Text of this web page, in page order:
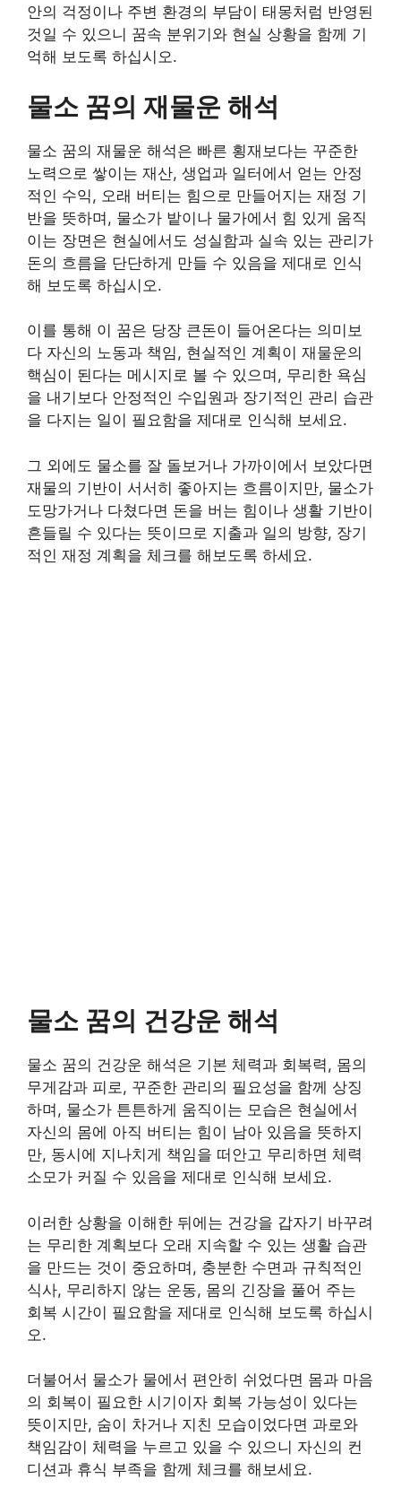
안의 걱정이나 주변 환경의 부담이 태몽처럼 반영된
것일 수 있으니 꿈속 분위기와 현실 상황을 함께 기
억해 보도록 하십시오.
물소 꿈의 재물운 해석
물소 꿈의 재물운 해석은 빠른 횡재보다는 꾸준한
노력으로 쌓이는 재산, 생업과 일터에서 얻는 안정
적인 수익, 오래 버티는 힘으로 만들어지는 재정 기
반을 뜻하며, 물소가 밭이나 물가에서 힘 있게 움직
이는 장면은 현실에서도 성실함과 실속 있는 관리가
돈의 흐름을 단단하게 만들 수 있음을 제대로 인식
해 보도록 하십시오.
이를 통해 이 꿈은 당장 큰돈이 들어온다는 의미보
다 자신의 노동과 책임, 현실적인 계획이 재물운의
핵심이 된다는 메시지로 볼 수 있으며, 무리한 욕심
을 내기보다 안정적인 수입원과 장기적인 관리 습관
을 다지는 일이 필요함을 제대로 인식해 보세요.
그 외에도 물소를 잘 돌보거나 가까이에서 보았다면
재물의 기반이 서서히 좋아지는 흐름이지만, 물소가
도망가거나 다쳤다면 돈을 버는 힘이나 생활 기반이
흔들릴 수 있다는 뜻이므로 지출과 일의 방향, 장기
적인 재정 계획을 체크를 해보도록 하세요.
물소 꿈의 건강운 해석
물소 꿈의 건강운 해석은 기본 체력과 회복력, 몸의
무게감과 피로, 꾸준한 관리의 필요성을 함께 상징
하며, 물소가 튼튼하게 움직이는 모습은 현실에서
자신의 몸에 아직 버티는 힘이 남아 있음을 뜻하지
만, 동시에 지나치게 책임을 떠안고 무리하면 체력
소모가 커질 수 있음을 제대로 인식해 보세요.
이러한 상황을 이해한 뒤에는 건강을 갑자기 바꾸려
는 무리한 계획보다 오래 지속할 수 있는 생활 습관
을 만드는 것이 중요하며, 충분한 수면과 규칙적인
식사, 무리하지 않는 운동, 몸의 긴장을 풀어 주는
회복 시간이 필요함을 제대로 인식해 보도록 하십시
오.
더불어서 물소가 물에서 편안히 쉬었다면 몸과 마음
의 회복이 필요한 시기이자 회복 가능성이 있다는
뜻이지만, 숨이 차거나 지친 모습이었다면 과로와
책임감이 체력을 누르고 있을 수 있으니 자신의 컨
디션과 휴식 부족을 함께 체크를 해보세요.